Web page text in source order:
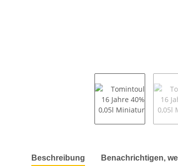
weitere Registerkarten anzeigen
Beschreibung Benachrichtigen,